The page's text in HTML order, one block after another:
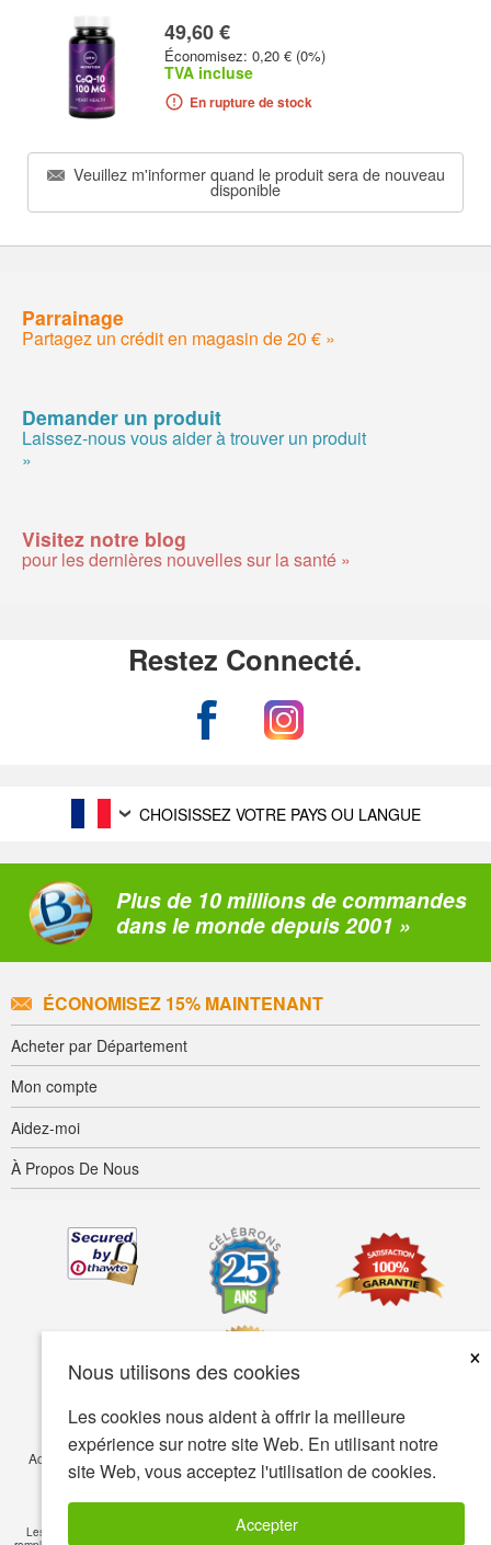
Nous utilisons des cookies
×
Les cookies nous aident à offrir la meilleure
expérience sur notre site Web. En utilisant notre
site Web, vous acceptez l'utilisation de cookies.
Accepter
49,60 €
Économisez: 0,20 € (0%)
TVA incluse
En rupture de stock
Veuillez m'informer quand le produit sera de nouveau
disponible
Parrainage
Partagez un crédit en magasin de 20 € »
Demander un produit
Laissez-nous vous aider à trouver un produit
»
Visitez notre blog
pour les dernières nouvelles sur la santé »
Restez Connecté.
CHOISISSEZ VOTRE PAYS OU LANGUE
Plus de 10 millions de commandes
dans le monde depuis 2001 »
ÉCONOMISEZ 15% MAINTENANT
Acheter par Département
Mon compte
Aidez-moi
À Propos De Nous
Accessibilité
© Copyright 2001-2026 BIOVEA. Tous droits réservés.
Les informations sur ce site sont fournies à titre informatif seulement et ne visent pas à